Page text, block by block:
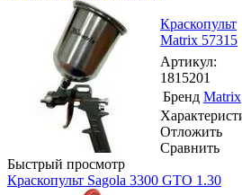
Быстрый просмотр
Краскопульт
Matrix 57315
Артикул:
1815201
Бренд Matrix
Отложить
Сравнить
Краскопульт Sagola 3300 GTO 1.30